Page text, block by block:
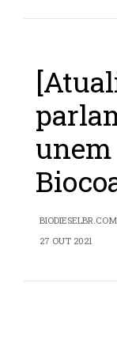
BIODIESELBR.COM
27 OUT 2021